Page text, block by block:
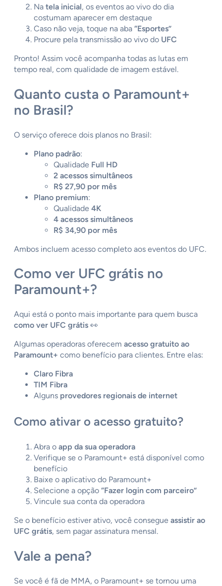
Na tela inicial, os eventos ao vivo do dia
costumam aparecer em destaque
Caso não veja, toque na aba “Esportes”
Procure pela transmissão ao vivo do UFC
Pronto! Assim você acompanha todas as lutas em
tempo real, com qualidade de imagem estável.
Quanto custa o Paramount+
no Brasil?
O serviço oferece dois planos no Brasil:
Plano padrão:
Qualidade Full HD
2 acessos simultâneos
R$ 27,90 por mês
Plano premium:
Qualidade 4K
4 acessos simultâneos
R$ 34,90 por mês
Ambos incluem acesso completo aos eventos do UFC.
Como ver UFC grátis no
Paramount+?
Aqui está o ponto mais importante para quem busca
como ver UFC grátis 👀
Algumas operadoras oferecem acesso gratuito ao
Paramount+ como benefício para clientes. Entre elas:
Claro Fibra
TIM Fibra
Alguns provedores regionais de internet
Como ativar o acesso gratuito?
Abra o app da sua operadora
Verifique se o Paramount+ está disponível como
benefício
Baixe o aplicativo do Paramount+
Selecione a opção “Fazer login com parceiro”
Vincule sua conta da operadora
Se o benefício estiver ativo, você consegue assistir ao
UFC grátis, sem pagar assinatura mensal.
Vale a pena?
Se você é fã de MMA, o Paramount+ se tornou uma